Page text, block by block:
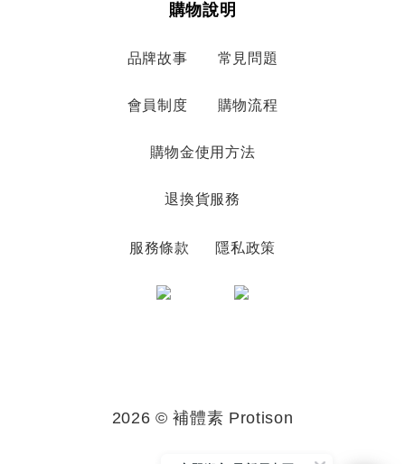
購物說明
品牌故事 常見問題
會員制度 購物流程
購物金使用方法
退換貨服務
服務條款 隱私政策
2026 © 補體素 Protison